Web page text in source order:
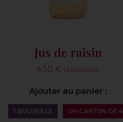
Jus de raisin
4,50 € la bouteille
Ajouter au panier :
1 BOUTEILLE UN CARTON DE 6